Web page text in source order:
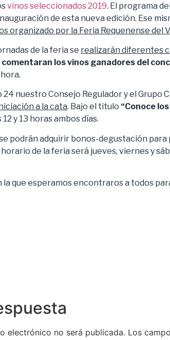
vinos seleccionados 2019. El programa
de esta nueva edición. Ese
organizado por la Feria Requenense del
de la feria se realizarán diferentes
comentaran los vinos ganadores del
24 nuestro Consejo Regulador y el
a la cata. Bajo el titulo “Conoce
y 13 horas ambos días.
podrán adquirir bonos-degustación
horario de la feria será jueves, viernes y
la que esperamos encontraros a todos
electrónico no será publicada. Los